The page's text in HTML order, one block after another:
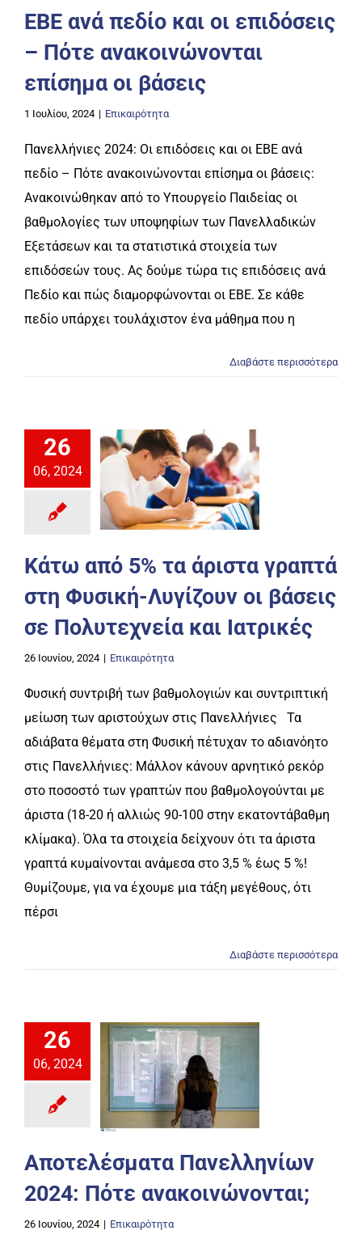
ΕΒΕ ανά πεδίο και οι επιδόσεις
– Πότε ανακοινώνονται
επίσημα οι βάσεις
1 Ιουλίου, 2024 | Επικαιρότητα
Πανελλήνιες 2024: Οι επιδόσεις και οι ΕΒΕ ανά
πεδίο – Πότε ανακοινώνονται επίσημα οι βάσεις:
Ανακοινώθηκαν από το Υπουργείο Παιδείας οι
βαθμολογίες των υποψηφίων των Πανελλαδικών
Εξετάσεων και τα στατιστικά στοιχεία των
επιδόσεών τους. Ας δούμε τώρα τις επιδόσεις ανά
Πεδίο και πώς διαμορφώνονται οι ΕΒΕ. Σε κάθε
πεδίο υπάρχει τουλάχιστον ένα μάθημα που η
Διαβάστε περισσότερα
26
06, 2024
Κάτω από 5% τα άριστα γραπτά
στη Φυσική-Λυγίζουν οι βάσεις
σε Πολυτεχνεία και Ιατρικές
26 Ιουνίου, 2024 | Επικαιρότητα
Φυσική συντριβή των βαθμολογιών και συντριπτική
μείωση των αριστούχων στις Πανελλήνιες Τα
αδιάβατα θέματα στη Φυσική πέτυχαν το αδιανόητο
στις Πανελλήνιες: Μάλλον κάνουν αρνητικό ρεκόρ
στο ποσοστό των γραπτών που βαθμολογούνται με
άριστα (18-20 ή αλλιώς 90-100 στην εκατοντάβαθμη
κλίμακα). Όλα τα στοιχεία δείχνουν ότι τα άριστα
γραπτά κυμαίνονται ανάμεσα στο 3,5 % έως 5 %!
Θυμίζουμε, για να έχουμε μια τάξη μεγέθους, ότι
πέρσι
Διαβάστε περισσότερα
26
06, 2024
Αποτελέσματα Πανελληνίων
2024: Πότε ανακοινώνονται;
26 Ιουνίου, 2024 | Επικαιρότητα